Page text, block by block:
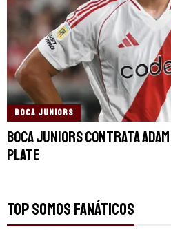
BOCA JUNIORS
Boca Juniors contrata
Plate
TOP SOMOS FANÁTICOS